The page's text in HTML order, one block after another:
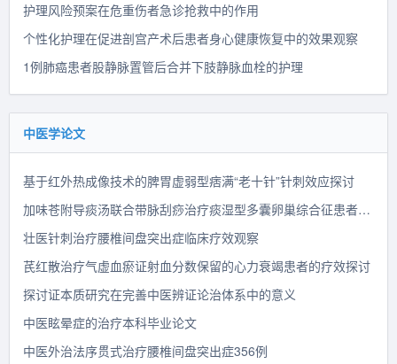
护理风险预案在危重伤者急诊抢救中的作用
个性化护理在促进剖宫产术后患者身心健康恢复中的效果观察
1例肺癌患者股静脉置管后合并下肢静脉血栓的护理
中医学论文
基于红外热成像技术的脾胃虚弱型痞满“老十针”针刺效应探讨
加味苍附导痰汤联合带脉刮痧治疗痰湿型多囊卵巢综合征患者临床疗效观察
壮医针刺治疗腰椎间盘突出症临床疗效观察
芪红散治疗气虚血瘀证射血分数保留的心力衰竭患者的疗效探讨
探讨证本质研究在完善中医辨证论治体系中的意义
中医眩晕症的治疗本科毕业论文
中医外治法序贯式治疗腰椎间盘突出症356例